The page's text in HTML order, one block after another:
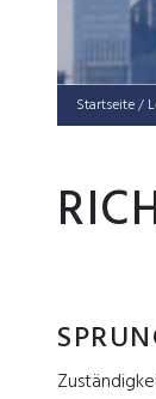
Startseite/